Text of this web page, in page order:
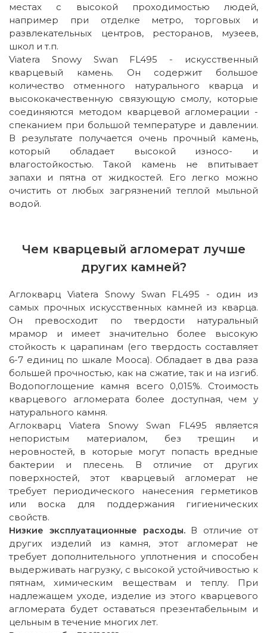
местах с высокой проходимостью людей,
например при отделке метро, торговых и
развлекательных центров, ресторанов, музеев,
школ и т.п.
Viatera Snowy Swan FL495 - искусственный
кварцевый камень. Он содержит большое
количество отменного натурального кварца и
высококачественную связующую смолу, которые
соединяются методом кварцевой агломерации -
спеканием при большой температуре и давлении.
В результате получается очень прочный камень,
который обладает высокой износо- и
влагостойкостью. Такой камень не впитывает
запахи и пятна от жидкостей. Его легко можно
очистить от любых загрязнений теплой мыльной
водой.
Чем кварцевый агломерат лучше
других камней?
Аглокварц Viatera Snowy Swan FL495 - один из
самых прочных искусственных камней из кварца.
Он превосходит по твердости натуральный
мрамор и имеет значительно более высокую
стойкость к царапинам (его твердость составляет
6-7 единиц по шкале Мооса). Обладает в два раза
большей прочностью, как на сжатие, так и на изгиб.
Водопоглощение камня всего 0,015%. Стоимость
кварцевого агломерата более доступная, чем у
натурального камня.
Аглокварц Viatera Snowy Swan FL495 является
непористым материалом, без трещин и
неровностей, в которые могут попасть вредные
бактерии и плесень. В отличие от других
поверхностей, этот кварцевый агломерат не
требует периодического нанесения герметиков
или воска для поддержания гигиенических
свойств.
Низкие эксплуатационные расходы.В отличие от
других изделий из камня, этот агломерат не
требует дополнительного уплотнения и способен
выдерживать нагрузку, с высокой устойчивостью к
пятнам, химическим веществам и теплу. При
надлежащем уходе, изделие из этого кварцевого
агломерата будет оставаться презентабельным и
цельным в течение многих лет.